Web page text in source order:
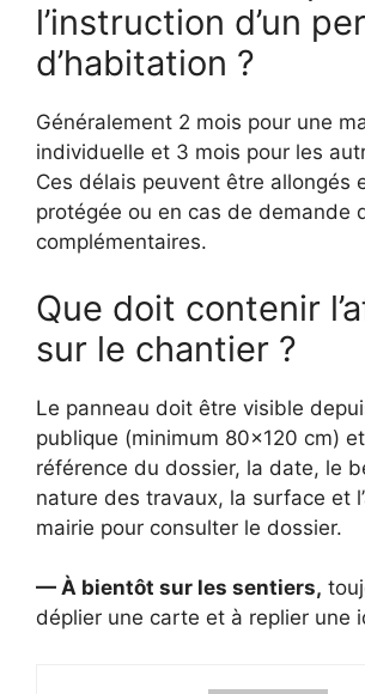
l’instruction d’un
d’habitation ?
Généralement 2 mois pour une
individuelle et 3 mois pour les
Ces délais peuvent être allongés
protégée ou en cas de demande
complémentaires.
Que doit contenir
sur le chantier ?
Le panneau doit être visible
publique (minimum 80×120 cm)
référence du dossier, la date, le
nature des travaux, la surface et
mairie pour consulter le dossier.
— À bientôt sur les sentiers,
déplier une carte et à replier une